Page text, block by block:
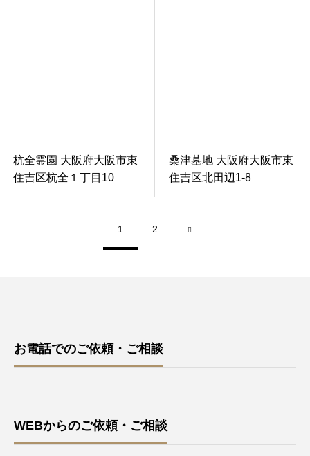
杭全霊園 大阪府大阪市東
住吉区杭全１丁目10
桑津墓地 大阪府大阪市東
住吉区北田辺1-8
1 2
お電話でのご依頼・ご相談
WEBからのご依頼・ご相談